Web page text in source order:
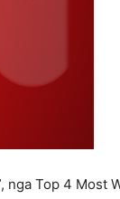
nga Top 4 Most